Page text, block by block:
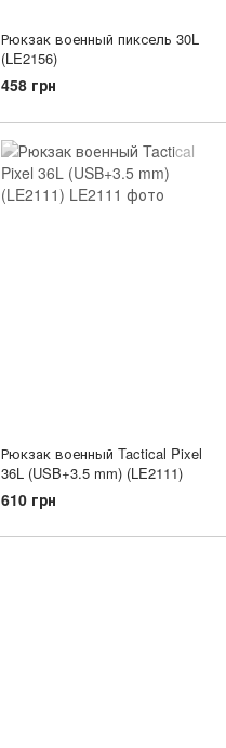
Рюкзак военный пиксель 30L
(LE2156)
458 грн
Рюкзак военный Tactical Pixel
36L (USB+3.5 mm) (LE2111)
610 грн